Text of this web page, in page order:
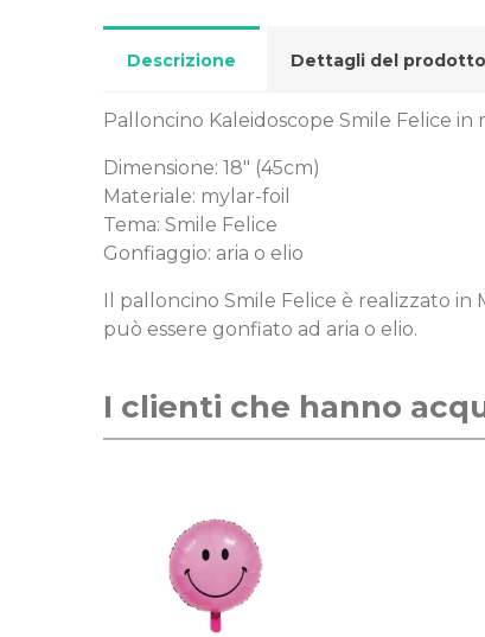
Descrizione Dettagli del prodotto
Palloncino Kaleidoscope Smile Felice in
Dimensione: 18" (45cm)
Materiale: mylar-foil
Tema: Smile Felice
Gonfiaggio: aria o elio
Il palloncino Smile Felice è realizzato
può essere gonfiato ad aria o elio.
I clienti che hanno